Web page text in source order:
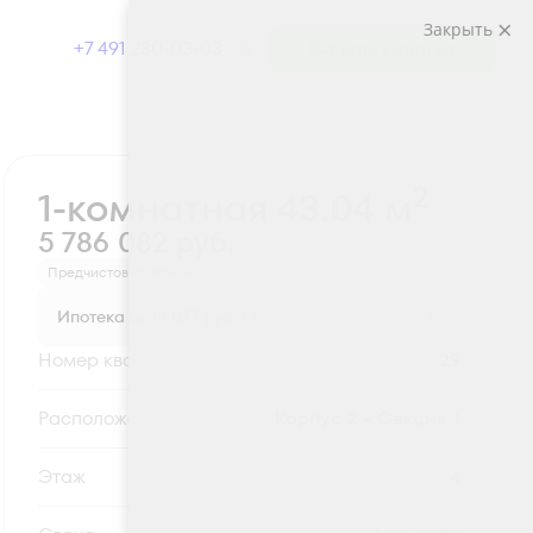
+7 491 230-03-03
1-комнатная 43.04 м
5 786 082 руб.
Предчистовая отделка
Ипотека
Номер квартиры
Секция
Этаж
Закрыть